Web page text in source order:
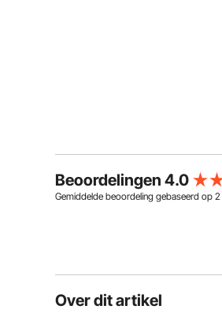
Beoordelingen 4.0
Gemiddelde beoordeling gebaseerd op 2
Over dit artikel